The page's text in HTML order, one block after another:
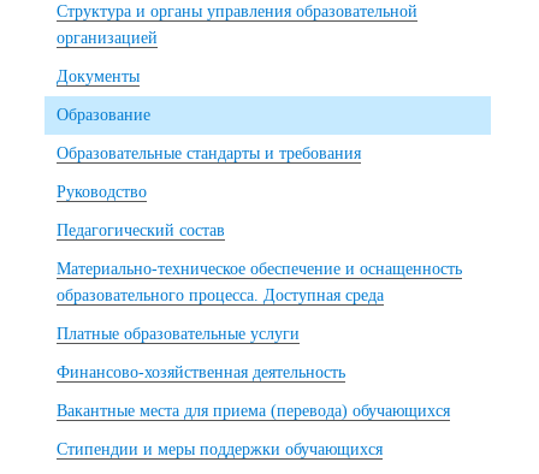
Структура и органы управления образовательной
организацией
Документы
Образование
Образовательные стандарты и требования
Руководство
Педагогический состав
Материально-техническое обеспечение и оснащенность
образовательного процесса. Доступная среда
Платные образовательные услуги
Финансово-хозяйственная деятельность
Вакантные места для приема (перевода) обучающихся
Стипендии и меры поддержки обучающихся